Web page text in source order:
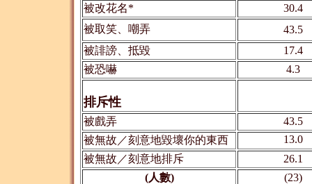
被改花名*
30.4
被取笑、嘲弄
43.5
被誹謗、抵毀
17.4
被恐嚇
4.3
排斥性
被戲弄
43.5
被無故／刻意地毀壞你的東西
13.0
被無故／刻意地排斥
26.1
(人數)
(23)